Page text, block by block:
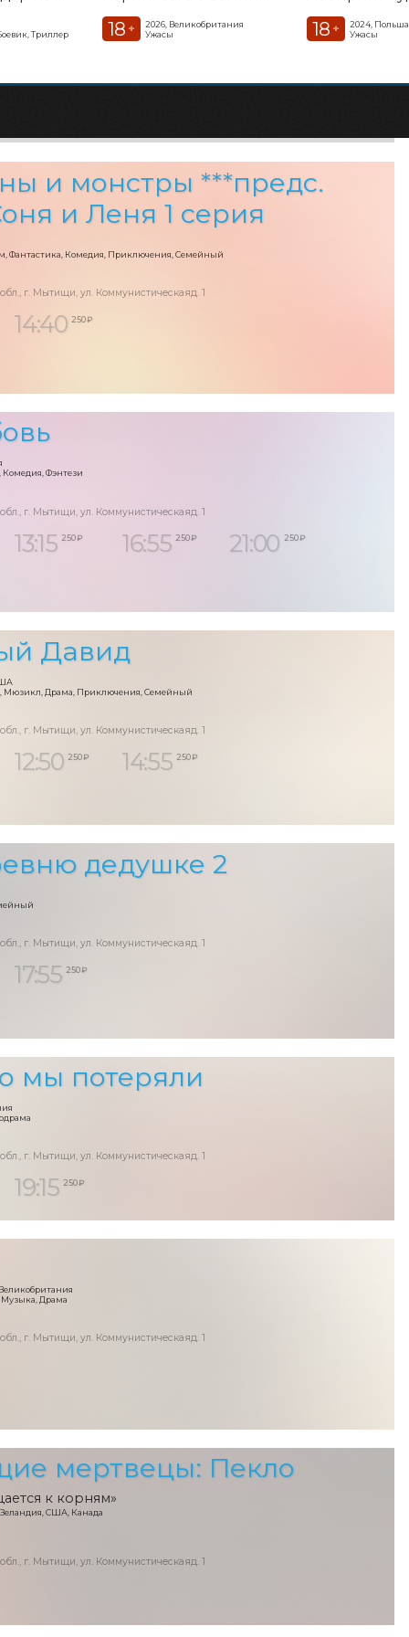
Триллер
18 +
2026, Великобритания
Ужасы
18 +
2024, Польша
Ужасы
и монстры ***предс.
и Леня 1 серия
Фантастика, Комедия, Приключения, Семейный
обл., г. Мытищи, ул. Коммунистическаяд. 1
14:40 250 ₽
Комедия, Фэнтези
обл., г. Мытищи, ул. Коммунистическаяд. 1
13:15 250 ₽ 16:55 250 ₽ 21:00 250 ₽
Давид
Мюзикл, Драма, Приключения, Семейный
обл., г. Мытищи, ул. Коммунистическаяд. 1
12:50 250 ₽ 14:55 250 ₽
дедушке 2
обл., г. Мытищи, ул. Коммунистическаяд. 1
17:55 250 ₽
мы потеряли
обл., г. Мытищи, ул. Коммунистическаяд. 1
19:15 250 ₽
Музыка, Драма
обл., г. Мытищи, ул. Коммунистическаяд. 1
мертвецы: Пекло
к корням»
Зеландия, США, Канада
обл., г. Мытищи, ул. Коммунистическаяд. 1